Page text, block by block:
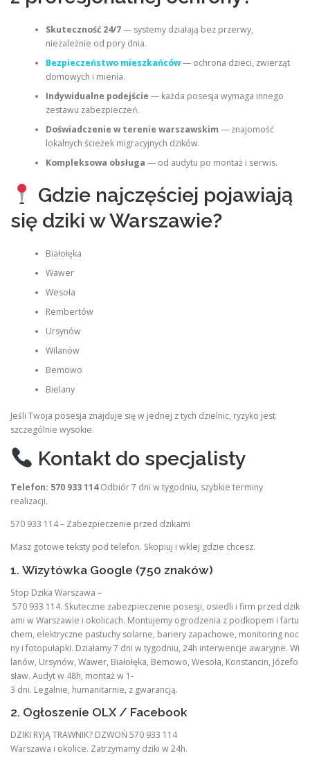
Skuteczność 24/7— systemy działają bez przerwy,
niezależnie od pory dnia.
Bezpieczeństwo mieszkańców— ochrona dzieci, zwierząt
domowych i mienia.
Indywidualne podejście — każda posesja wymaga innego
zestawu zabezpieczeń.
Doświadczenie w terenie warszawskim — znajomość
lokalnych ścieżek migracyjnych dzików.
Kompleksowa obsługa — od audytu po montaż i serwis.
Gdzie najczęściej pojawiają
się dziki w Warszawie?
Białołęka
Wawer
Wesoła
Rembertów
Ursynów
Wilanów
Bemowo
Bielany
Jeśli Twoja posesja znajduje się w jednej z tych dzielnic, ryzyko jest
szczególnie wysokie.
Kontakt do specjalisty
Telefon: 570 933 114Odbiór 7 dni w tygodniu, szybkie terminy
realizacji.
570 933 114 – Zabezpieczenie przed dzikami
Masz gotowe teksty pod telefon. Skopiuj i wklej gdzie chcesz.
1. Wizytówka Google (750 znaków)
Stop Dzika Warszawa –
570 933 114. Skuteczne zabezpieczenie posesji, osiedli i firm przed dzik
ami w Warszawie i okolicach. Montujemy ogrodzenia z podkopem i fartu
chem, elektryczne pastuchy solarne, bariery zapachowe, monitoring noc
ny i fotopułapki. Działamy 7 dni w tygodniu, 24h interwencje awaryjne. Wi
lanów, Ursynów, Wawer, Białołęka, Bemowo, Wesoła, Konstancin, Józefo
sław. Audyt w 48h, montaż w 1-
3 dni. Legalnie, humanitarnie, z gwarancją.
2. Ogłoszenie OLX / Facebook
DZIKI RYJĄ TRAWNIK? DZWOŃ 570 933 114
Warszawa i okolice. Zatrzymamy dziki w 24h.